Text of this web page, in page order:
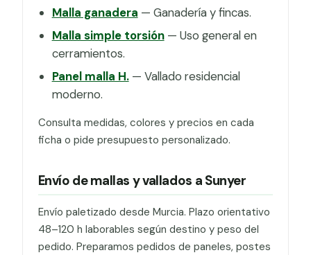
Malla ganadera — Ganadería y fincas.
Malla simple torsión— Uso general en
cerramientos.
Panel malla H.— Vallado residencial
moderno.
Consulta medidas, colores y precios en cada
ficha o pide presupuesto personalizado.
Envío de mallas y vallados a Sunyer
Envío paletizado desde Murcia. Plazo orientativo
48–120 h laborables según destino y peso del
pedido. Preparamos pedidos de paneles, postes